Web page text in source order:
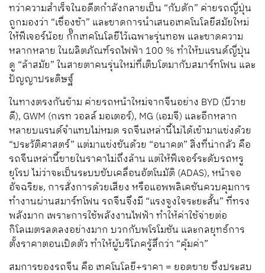
ทว่าความสำเร็จในอดีตกำลังกลายเป็น “กับดัก” ค่ายรถญี่ปุ่น
ถูกมองว่า “เชื่องช้า” และขาดการนำเสนอเทคโนโลยีสมัยใหม่
ให้ฟีเจอร์น้อย กั๊กเทคโนโลยีไว้เฉพาะรุ่นทอพ และขาดความ
หลากหลาย ในผลิตภัณฑ์รถไฟฟ้า 100 % ทำให้บแรนด์ญี่ปุ่น
ดู “ล้าสมัย” ในสายตาคนรุ่นใหม่ที่เติบโตมากับสมาร์ทโฟน และ
ปัญญาประดิษฐ์
ในทางตรงกันข้าม ค่ายรถหน้าใหม่จากจีนอย่าง BYD (บีวาย
ดี), GWM (กเรท วอลล์ มอเตอร์), MG (เอมจี) และอีกหลาก
หลายบแรนด์จำแทบไม่หมด รถจีนเหล่านี้ไม่ได้เข้ามาแข่งด้วย
“ประวัติศาสตร์” แต่มาแข่งขันด้วย “อนาคต” สิ่งที่น่ากลัว คือ
รถจีนเหล่านี้ขายในราคาไม่ถึงล้าน แต่ให้ฟีเจอร์ระดับรถหรู
ยุโรป ไม่ว่าจะเป็นระบบขับเคลื่อนอัตโนมัติ (ADAS), หน้าจอ
อัจฉริยะ, การสั่งการด้วยเสียง หรือแอพพลิเคชันควบคุมการ
ทำงานผ่านสมาร์ทโฟน รถจีนจึงมี “แรงจูงใจระยะสั้น” ที่ทรง
พลังมาก เพราะการใช้พลังงานไฟฟ้า ทำให้ค่าใช้จ่ายต่อ
กิโลเมตรลดลงอย่างมาก บวกกับพโรโมชัน และกลยุทธ์การ
ตั้งราคาตอนเปิดตัว ทำให้ผู้บริโภครู้สึกว่า “คุ้มค่า”
สมการของรถจีน คือ เทคโนโลยี+ราคา = ยอดขาย ซึ่งประสบ